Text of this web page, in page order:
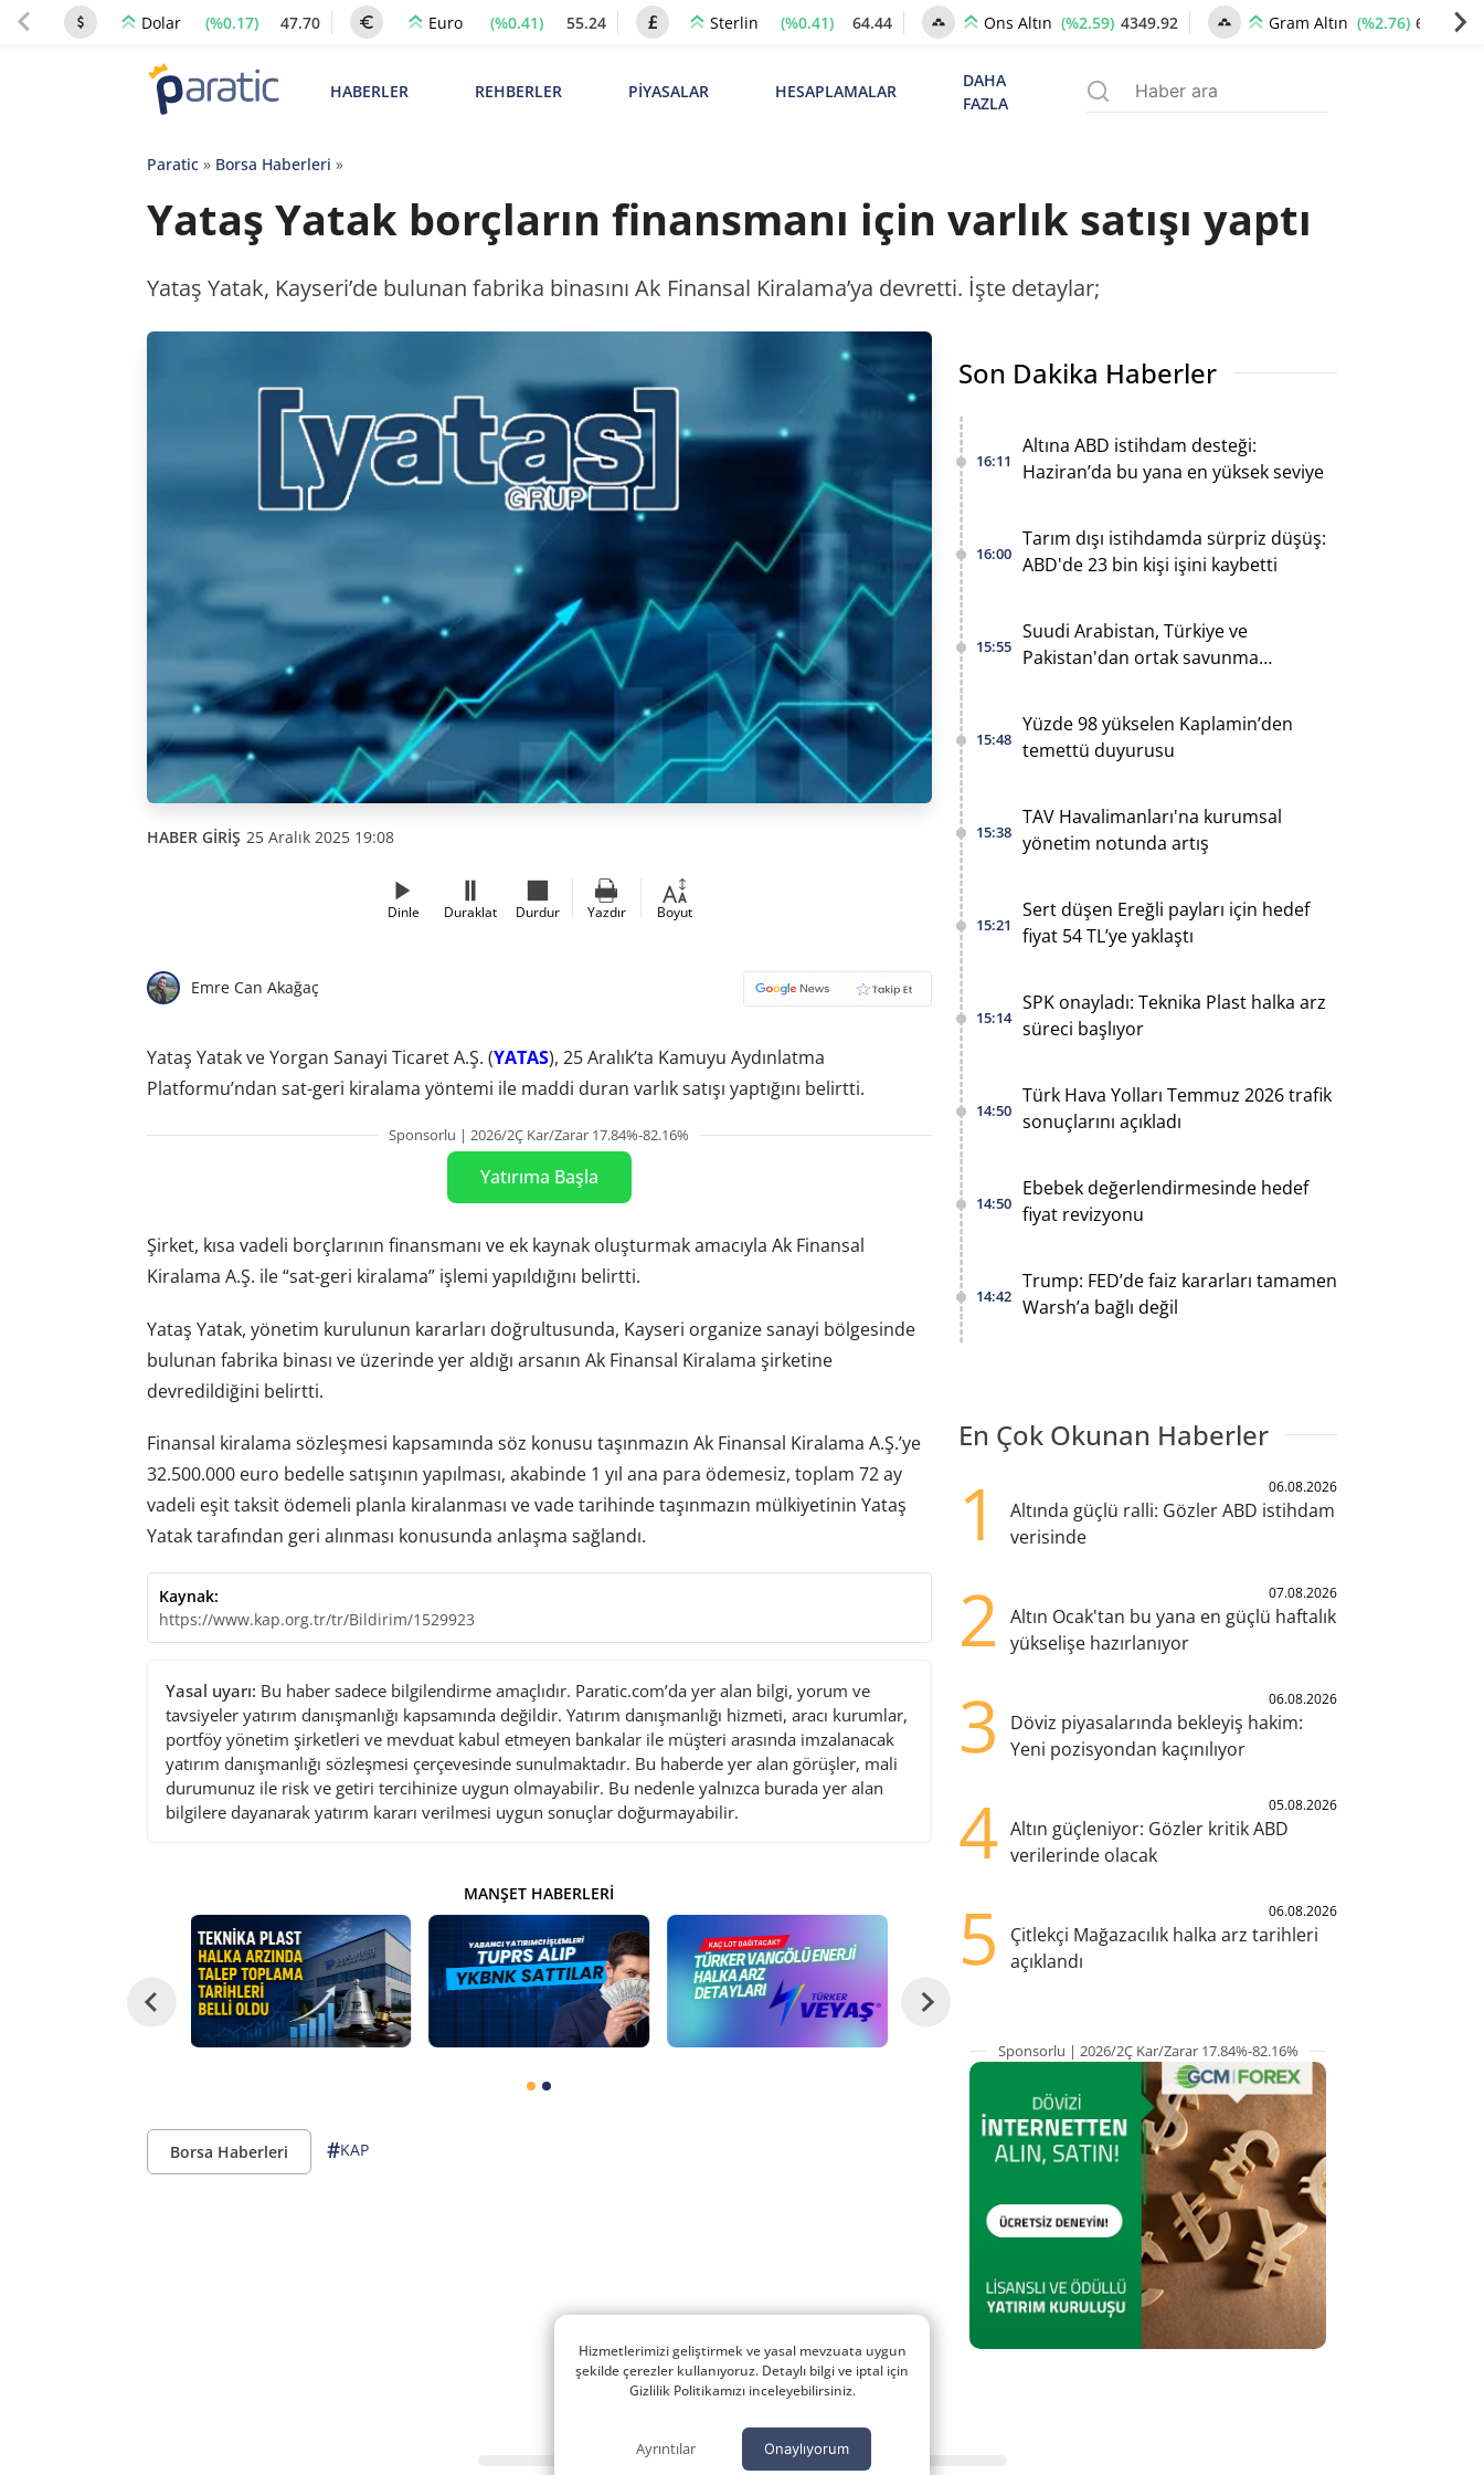
Dolar (%0.17) 47.70 Euro (%0.41) 55.24 Sterlin (%0.41) 64.44 Ons Altın (%2.59) 4349.92 Gram Altın (%2.76) 6672.00
HABERLER REHBERLER PİYASALAR HESAPLAMALAR
DAHA
FAZLA
Paratic» Borsa Haberleri »
Yataş Yatak borçların finansmanı için varlık satışı yaptı
Yataş Yatak, Kayseri’de bulunan fabrika binasını Ak Finansal Kiralama’ya devretti. İşte detaylar;
HABER GİRİŞ 25 Aralık 2025 19:08
Dinle Duraklat Durdur Yazdır Boyut
Emre Can Akağaç
Yataş Yatak ve Yorgan Sanayi Ticaret A.Ş. (YATAS), 25 Aralık’ta Kamuyu Aydınlatma
Platformu’ndan sat-geri kiralama yöntemi ile maddi duran varlık satışı yaptığını belirtti.
Sponsorlu | 2026/2Ç Kar/Zarar 17.84%-82.16%
Yatırıma Başla
Şirket, kısa vadeli borçlarının finansmanı ve ek kaynak oluşturmak amacıyla Ak Finansal
Kiralama A.Ş. ile “sat-geri kiralama” işlemi yapıldığını belirtti.
Yataş Yatak, yönetim kurulunun kararları doğrultusunda, Kayseri organize sanayi bölgesinde
bulunan fabrika binası ve üzerinde yer aldığı arsanın Ak Finansal Kiralama şirketine
devredildiğini belirtti.
Finansal kiralama sözleşmesi kapsamında söz konusu taşınmazın Ak Finansal Kiralama A.Ş.’ye
32.500.000 euro bedelle satışının yapılması, akabinde 1 yıl ana para ödemesiz, toplam 72 ay
vadeli eşit taksit ödemeli planla kiralanması ve vade tarihinde taşınmazın mülkiyetinin Yataş
Yatak tarafından geri alınması konusunda anlaşma sağlandı.
Kaynak:
https://www.kap.org.tr/tr/Bildirim/1529923
Yasal uyarı: Bu haber sadece bilgilendirme amaçlıdır. Paratic.com’da yer alan bilgi, yorum ve
tavsiyeler yatırım danışmanlığı kapsamında değildir. Yatırım danışmanlığı hizmeti, aracı kurumlar,
portföy yönetim şirketleri ve mevduat kabul etmeyen bankalar ile müşteri arasında imzalanacak
yatırım danışmanlığı sözleşmesi çerçevesinde sunulmaktadır. Bu haberde yer alan görüşler, mali
durumunuz ile risk ve getiri tercihinize uygun olmayabilir. Bu nedenle yalnızca burada yer alan
bilgilere dayanarak yatırım kararı verilmesi uygun sonuçlar doğurmayabilir.
MANŞET HABERLERI
Borsa Haberleri #KAP
Son Dakika Haberler
16:11
Altına ABD istihdam desteği:
Haziran’da bu yana en yüksek seviye
16:00
Tarım dışı istihdamda sürpriz düşüş:
ABD'de 23 bin kişi işini kaybetti
15:55
Suudi Arabistan, Türkiye ve
Pakistan'dan ortak savunma
15:48
Yüzde 98 yükselen Kaplamin’den
temettü duyurusu
15:38
TAV Havalimanları'na kurumsal
yönetim notunda artış
15:21
Sert düşen Ereğli payları için hedef
fiyat 54 TL’ye yaklaştı
15:14
SPK onayladı: Teknika Plast halka arz
süreci başlıyor
14:50
Türk Hava Yolları Temmuz 2026 trafik
sonuçlarını açıkladı
14:50
Ebebek değerlendirmesinde hedef
fiyat revizyonu
14:42
Trump: FED’de faiz kararları tamamen
Warsh’a bağlı değil
En Çok Okunan Haberler
1 06.08.2026
Altında güçlü ralli: Gözler ABD istihdam
verisinde
2 07.08.2026
Altın Ocak'tan bu yana en güçlü haftalık
yükselişe hazırlanıyor
3 06.08.2026
Döviz piyasalarında bekleyiş hakim:
Yeni pozisyondan kaçınılıyor
4 05.08.2026
Altın güçleniyor: Gözler kritik ABD
verilerinde olacak
5 06.08.2026
Çitlekçi Mağazacılık halka arz tarihleri
açıklandı
Sponsorlu | 2026/2Ç Kar/Zarar 17.84%-82.16%
Hizmetlerimizi geliştirmek ve yasal mevzuata uygun
şekilde çerezler kullanıyoruz. Detaylı bilgi ve iptal için
Gizlilik Politikamızı inceleyebilirsiniz.
Ayrıntılar Onaylıyorum